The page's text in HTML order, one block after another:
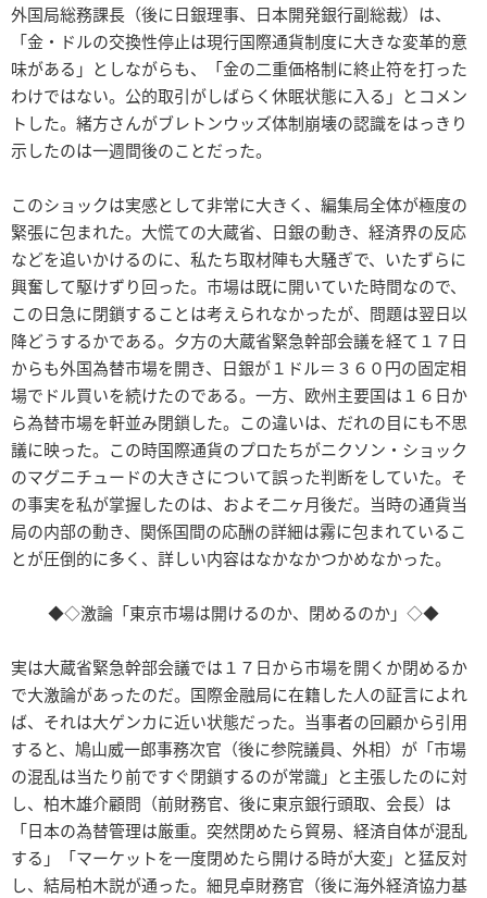
外国局総務課長（後に日銀理事、日本開発銀行副総裁）は、
「金・ドルの交換性停止は現行国際通貨制度に大きな変革的意
味がある」としながらも、「金の二重価格制に終止符を打った
わけではない。公的取引がしばらく休眠状態に入る」とコメン
トした。緒方さんがブレトンウッズ体制崩壊の認識をはっきり
示したのは一週間後のことだった。
このショックは実感として非常に大きく、編集局全体が極度の
緊張に包まれた。大慌ての大蔵省、日銀の動き、経済界の反応
などを追いかけるのに、私たち取材陣も大騒ぎで、いたずらに
興奮して駆けずり回った。市場は既に開いていた時間なので、
この日急に閉鎖することは考えられなかったが、問題は翌日以
降どうするかである。夕方の大蔵省緊急幹部会議を経て１７日
からも外国為替市場を開き、日銀が１ドル＝３６０円の固定相
場でドル買いを続けたのである。一方、欧州主要国は１６日か
ら為替市場を軒並み閉鎖した。この違いは、だれの目にも不思
議に映った。この時国際通貨のプロたちがニクソン・ショック
のマグニチュードの大きさについて誤った判断をしていた。そ
の事実を私が掌握したのは、およそ二ヶ月後だ。当時の通貨当
局の内部の動き、関係国間の応酬の詳細は霧に包まれているこ
とが圧倒的に多く、詳しい内容はなかなかつかめなかった。
◆◇激論「東京市場は開けるのか、閉めるのか」◇◆
実は大蔵省緊急幹部会議では１７日から市場を開くか閉めるか
で大激論があったのだ。国際金融局に在籍した人の証言によれ
ば、それは大ゲンカに近い状態だった。当事者の回顧から引用
すると、鳩山威一郎事務次官（後に参院議員、外相）が「市場
の混乱は当たり前ですぐ閉鎖するのが常識」と主張したのに対
し、柏木雄介顧問（前財務官、後に東京銀行頭取、会長）は
「日本の為替管理は厳重。突然閉めたら貿易、経済自体が混乱
する」「マーケットを一度閉めたら開ける時が大変」と猛反対
し、結局柏木説が通った。細見卓財務官（後に海外経済協力基